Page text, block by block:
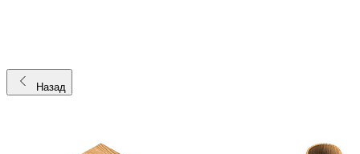
Назад